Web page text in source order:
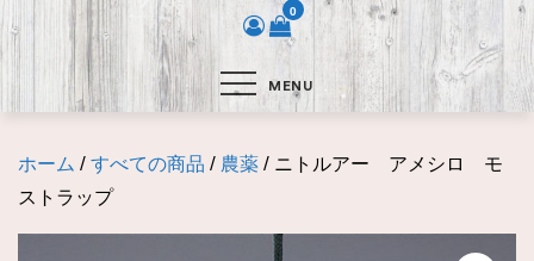
0
MENU
ホーム / すべての商品 / 農薬 / ニトルアー アメシロ モ
ストラップ